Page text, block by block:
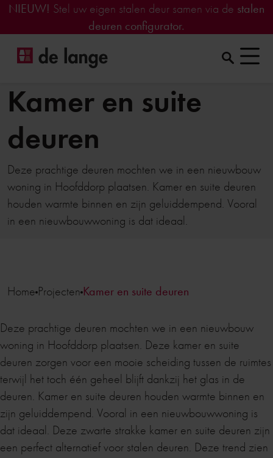
NIEUW! Stel uw eigen stalen deur samen via de stalen
deuren configurator.
Kamer en suite
deuren
Deze prachtige deuren mochten we in een nieuwbouw
woning in Hoofddorp plaatsen. Kamer en suite deuren
houden warmte binnen en zijn geluiddempend. Vooral
in een nieuwbouwwoning is dat ideaal.
Home Projecten Kamer en suite deuren
Deze prachtige deuren mochten we in een nieuwbouw
woning in Hoofddorp plaatsen. Deze kamer en suite
deuren zorgen voor een mooie scheiding tussen de ruimtes
terwijl het toch één geheel blijft dankzij het glas in de
deuren. Kamer en suite deuren houden warmte binnen en
zijn geluiddempend. Vooral in een nieuwbouwwoning is
dat ideaal. Deze zwarte strakke kamer en suite deuren zijn
een perfect alternatief voor stalen deuren. Deze trend zien